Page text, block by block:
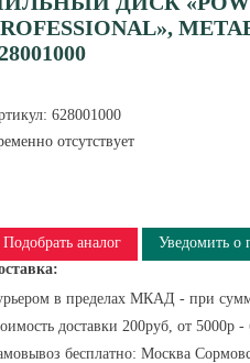
628001000
отсутствует
Подобрать аналог
Уведомить о
в пределах МКАД - при
доставки 200руб, от 5000р -
бесплатно: Москва